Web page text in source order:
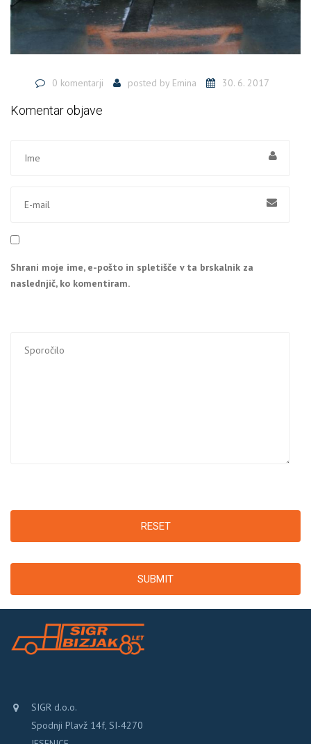
0 komentarji posted by Emina 30. 6. 2017
Komentar objave
Shrani moje ime, e-pošto in spletišče v ta brskalnik za
naslednjič, ko komentiram.
RESET
SUBMIT
SIGR d.o.o.
Spodnji Plavž 14f, SI-4270